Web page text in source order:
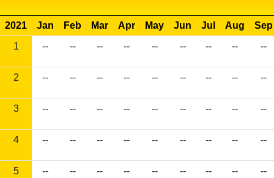
2021 Jan Feb Mar Apr May Jun Jul Aug
Sep
1
-- -- -- -- -- -- -- -- --
2 -- -- -- -- -- -- -- -- --
3 -- -- -- -- -- -- -- -- --
4 -- -- -- -- -- -- -- -- --
5 -- -- -- -- -- -- -- -- --